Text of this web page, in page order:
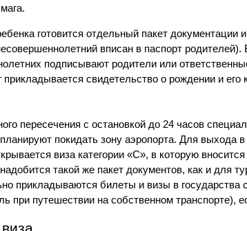
готовится отдельный пакет документации
вписан в паспорт родителей).
подписывают родители или
прикладывается свидетельство о рождении и его
пересечения с остановкой до 24 часов
покидать зону аэропорта. Для выхода
виза категории «С», в которую
такой же пакет документов, как и для
прикладываются билеты и визы в государства
при путешествии на собственном транспорте),